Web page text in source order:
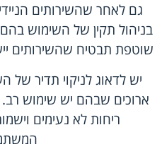
גם לאחר שהשירותים
בניהול תקין של השימוש
שוטפת תבטיח שהשירותים
יש לדאוג לניקוי תדיר של
ארוכים שבהם יש שימוש רב.
ריחות לא נעימים